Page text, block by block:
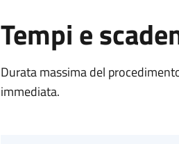
Tempi e
Durata massima del
immediata.